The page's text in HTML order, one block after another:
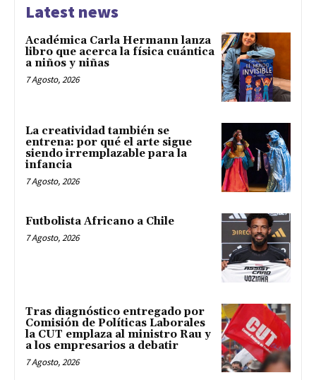
Latest news
Académica Carla Hermann lanza
libro que acerca la física cuántica
a niños y niñas
7 Agosto, 2026
La creatividad también se
entrena: por qué el arte sigue
siendo irremplazable para la
infancia
7 Agosto, 2026
Futbolista Africano a Chile
7 Agosto, 2026
Tras diagnóstico entregado por
Comisión de Políticas Laborales
la CUT emplaza al ministro Rau y
a los empresarios a debatir
7 Agosto, 2026